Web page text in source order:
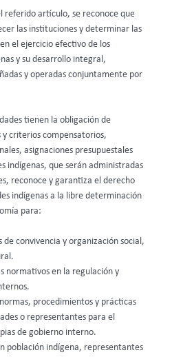
referido artículo, se reconoce que
las instituciones y determinar las
el ejercicio efectivo de los
y su desarrollo integral,
y operadas conjuntamente por
tienen la obligación de
criterios compensatorios,
asignaciones presupuestales
indígenas, que serán administradas
reconoce y garantiza el derecho
indígenas a la libre determinación
para:
de convivencia y organización social,
normativos en la regulación y
procedimientos y prácticas
o representantes para el
de gobierno interno.
población indígena, representantes